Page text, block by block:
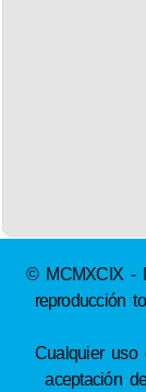
© MCMXCIX -
reproducción
Cualquier uso
aceptación